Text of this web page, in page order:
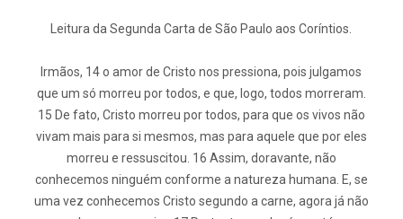
Leitura da Segunda Carta de São Paulo aos Coríntios.
Irmãos, 14 o amor de Cristo nos pressiona, pois julgamos
que um só morreu por todos, e que, logo, todos morreram.
15 De fato, Cristo morreu por todos, para que os vivos não
vivam mais para si mesmos, mas para aquele que por eles
morreu e ressuscitou. 16 Assim, doravante, não
conhecemos ninguém conforme a natureza humana. E, se
uma vez conhecemos Cristo segundo a carne, agora já não